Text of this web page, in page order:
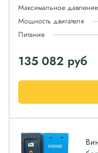
Максимальное давление
Мощность двигателя
Питание
135 082 руб